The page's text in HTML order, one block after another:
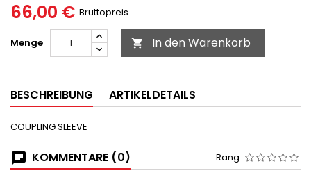
66,00 € Bruttopreis
Menge  In den Warenkorb
BESCHREIBUNG ARTIKELDETAILS
COUPLING SLEEVE
KOMMENTARE (0) Rang